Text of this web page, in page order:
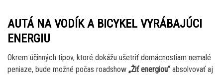
AUTÁ NA VODÍK A BICYKEL VYRÁBAJÚCI
ENERGIU
Okrem účinných tipov, ktoré dokážu ušetriť domácnostiam nemalé
peniaze, bude možné počas roadshow „Žiť energiou“absolvovať aj